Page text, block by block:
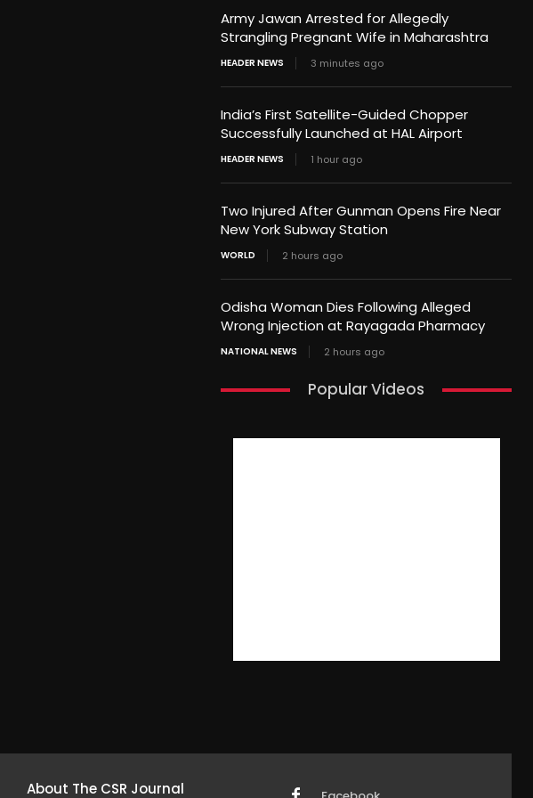
Army Jawan Arrested for Allegedly
Strangling Pregnant Wife in Maharashtra
HEADER NEWS 3 minutes ago
India’s First Satellite-Guided Chopper
Successfully Launched at HAL Airport
HEADER NEWS 1 hour ago
Two Injured After Gunman Opens Fire Near
New York Subway Station
WORLD 2 hours ago
Odisha Woman Dies Following Alleged
Wrong Injection at Rayagada Pharmacy
NATIONAL NEWS 2 hours ago
Popular Videos
About The CSR Journal